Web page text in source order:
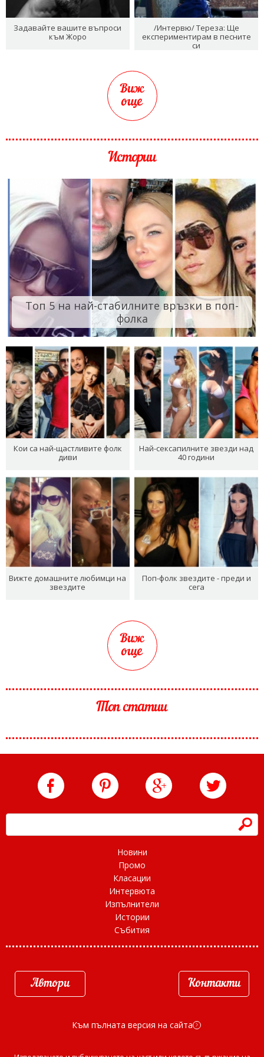
Задавайте вашите въпроси
към Жоро
/Интервю/ Тереза: Ще
експериментирам в песните
си
Виж
още
Истории
Топ 5 на най-стабилните връзки в поп-
фолка
Кои са най-щастливите фолк
диви
Най-сексапилните звезди над
40 години
Вижте домашните любимци на
звездите
Поп-фолк звездите - преди и
сега
Виж
още
Топ статии
h
Новини
Промо
Класации
Интервюта
Изпълнители
Истории
Събития
Автори Контакти
Към пълната версия на сайта d